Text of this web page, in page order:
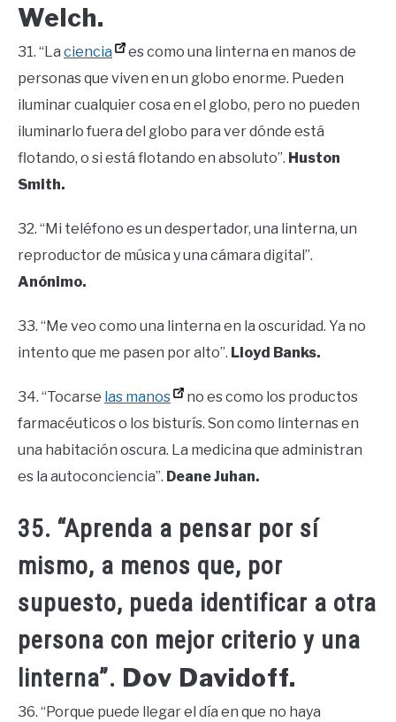
Welch.
31. “La ciencia
es como una linterna en manos de
personas que viven en un globo enorme. Pueden
iluminar cualquier cosa en el globo, pero no pueden
iluminarlo fuera del globo para ver dónde está
flotando, o si está flotando en absoluto”. Huston
Smith.
32. “Mi teléfono es un despertador, una linterna, un
reproductor de música y una cámara digital”.
Anónimo.
33. “Me veo como una linterna en la oscuridad. Ya no
intento que me pasen por alto”. Lloyd Banks.
34. “Tocarse las manos
no es como los productos
farmacéuticos o los bisturís. Son como linternas en
una habitación oscura. La medicina que administran
es la autoconciencia”. Deane Juhan.
35. “Aprenda a pensar por sí
mismo, a menos que, por
supuesto, pueda identificar a otra
persona con mejor criterio y una
linterna”. Dov Davidoff.
36. “Porque puede llegar el día en que no haya